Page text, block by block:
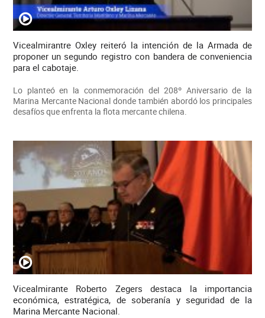
Vicealmirantre Oxley reiteró la intención de la Armada de
proponer un segundo registro con bandera de conveniencia
para el cabotaje.
Lo planteó en la conmemoración del 208º Aniversario de la
Marina Mercante Nacional donde también abordó los principales
desafíos que enfrenta la flota mercante chilena.
Vicealmirante Roberto Zegers destaca la importancia
económica, estratégica, de soberanía y seguridad de la
Marina Mercante Nacional.